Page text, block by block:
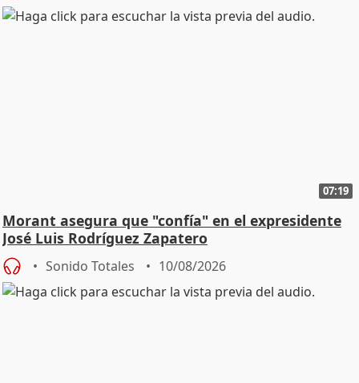
07:19
Morant asegura que "confía" en el expresidente
José Luis Rodríguez Zapatero
Sonido Totales 10/08/2026